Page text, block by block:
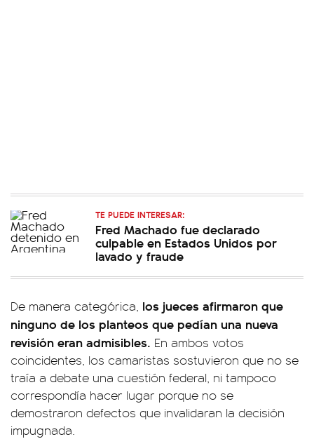
TE PUEDE INTERESAR:
Fred Machado fue declarado
culpable en Estados Unidos por
lavado y fraude
De manera categórica, los jueces afirmaron que
ninguno de los planteos que pedían una nueva
revisión eran admisibles. En ambos votos
coincidentes, los camaristas sostuvieron que no se
traía a debate una cuestión federal, ni tampoco
correspondía hacer lugar porque no se
demostraron defectos que invalidaran la decisión
impugnada.